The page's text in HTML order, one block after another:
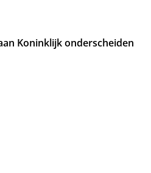
Koninklijk onderscheiden